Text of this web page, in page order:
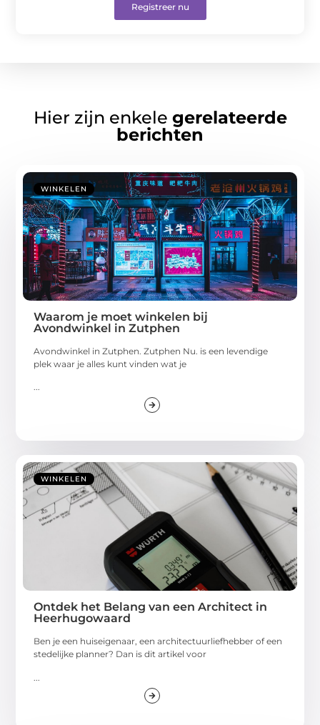
Registreer nu
Hier zijn enkele gerelateerde
berichten
WINKELEN
Waarom je moet winkelen bij
Avondwinkel in Zutphen
Avondwinkel in Zutphen. Zutphen Nu. is een levendige
plek waar je alles kunt vinden wat je
...
WINKELEN
Ontdek het Belang van een Architect in
Heerhugowaard
Ben je een huiseigenaar, een architectuurliefhebber of een
stedelijke planner? Dan is dit artikel voor